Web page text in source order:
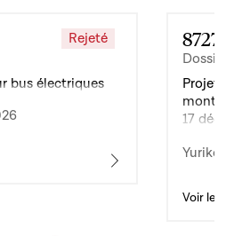
Rejeté
bus électriques
8727
Projet
17
Yuriko
Voir le